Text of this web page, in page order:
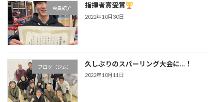
会員紹介 指揮者賞受賞
2022年10月30日
ブログ（ジム） 久しぶりのスパーリング大会に…！
2022年10月11日